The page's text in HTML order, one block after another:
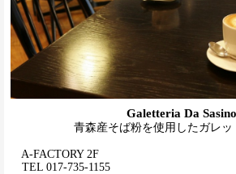
Galetteria Da Sasino
青森産そば粉を使用したガレッ
A-FACTORY 2F
TEL 017-735-1155